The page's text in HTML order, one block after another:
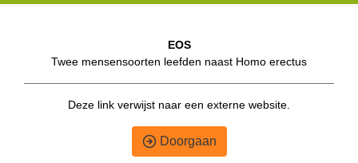
EOS
Twee mensensoorten leefden naast Homo erectus
Deze link verwijst naar een externe website.
Doorgaan